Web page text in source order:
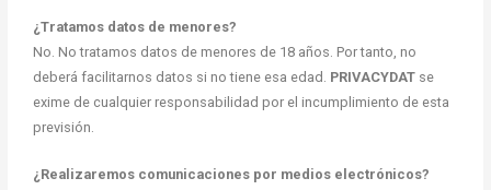
¿Tratamos datos de menores?
No. No tratamos datos de menores de 18 años. Por tanto, no
deberá facilitarnos datos si no tiene esa edad. PRIVACYDATse
exime de cualquier responsabilidad por el incumplimiento de esta
previsión.
¿Realizaremos comunicaciones por medios electrónicos?